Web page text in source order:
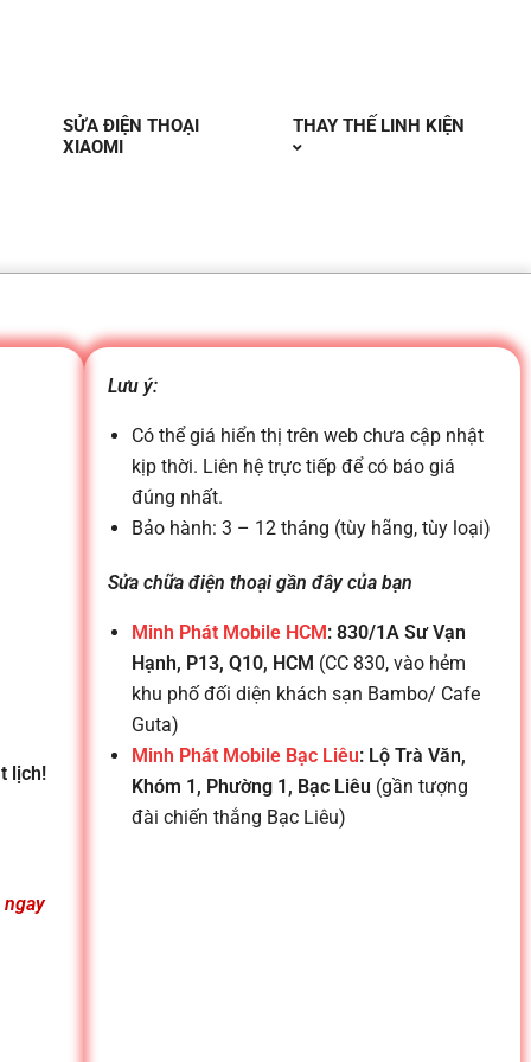
SỬA ĐIỆN THOẠI
XIAOMI
THAY THẾ LINH KIỆN
lịch!
Lưu ý:
Có thể giá hiển thị trên web chưa cập nhật
kịp thời. Liên hệ trực tiếp để có báo giá
đúng nhất.
Bảo hành: 3 – 12 tháng (tùy hãng, tùy loại)
Sửa chữa điện thoại gần đây của bạn
Minh Phát Mobile HCM: 830/1A Sư Vạn
Hạnh, P13, Q10, HCM (CC 830, vào hẻm
khu phố đối diện khách sạn Bambo/ Cafe
Guta)
Minh Phát Mobile Bạc Liêu: Lộ Trà Văn,
Khóm 1, Phường 1, Bạc Liêu (gần tượng
đài chiến thắng Bạc Liêu)